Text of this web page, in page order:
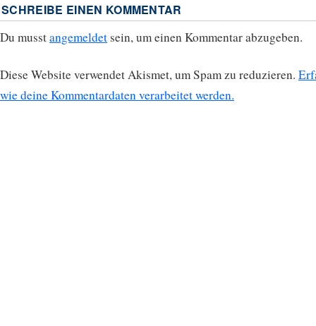
SCHREIBE EINEN KOMMENTAR
Du musstangemeldet sein, um einen Kommentar abzugeben.
Diese Website verwendet Akismet, um Spam zu reduzieren.
wie deine Kommentardaten verarbeitet werden.